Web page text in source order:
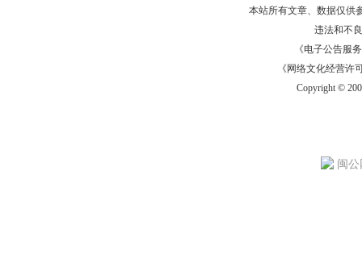
本站所有文章、数据仅供
违法和不
《电子公告服务
《网络文化经营许
Copyright ©
闽公